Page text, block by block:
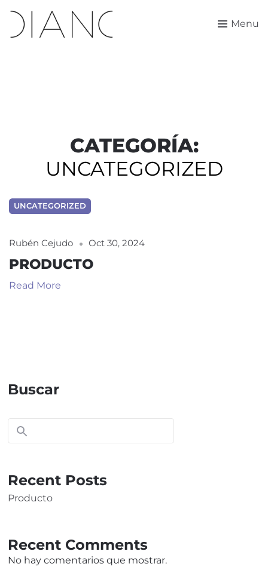
Menu
CATEGORÍA:
UNCATEGORIZED
UNCATEGORIZED
Rubén Cejudo Oct 30, 2024
PRODUCTO
Read More
Buscar
Recent Posts
Producto
Recent Comments
No hay comentarios que mostrar.